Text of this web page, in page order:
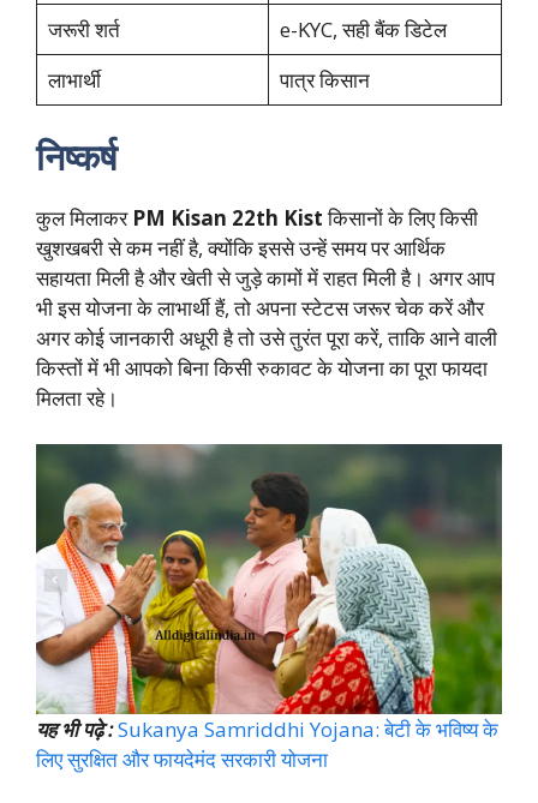
जरूरी शर्त
e-KYC, सही बैंक डिटेल
लाभार्थी
पात्र किसान
निष्कर्ष
कुल मिलाकर PM Kisan 22th Kistकिसानों के लिए किसी
खुशखबरी से कम नहीं है, क्योंकि इससे उन्हें समय पर आर्थिक
सहायता मिली है और खेती से जुड़े कामों में राहत मिली है। अगर आप
भी इस योजना के लाभार्थी हैं, तो अपना स्टेटस जरूर चेक करें और
अगर कोई जानकारी अधूरी है तो उसे तुरंत पूरा करें, ताकि आने वाली
किस्तों में भी आपको बिना किसी रुकावट के योजना का पूरा फायदा
मिलता रहे।
यह भी पढ़े :Sukanya Samriddhi Yojana: बेटी के भविष्य के
लिए सुरक्षित और फायदेमंद सरकारी योजना